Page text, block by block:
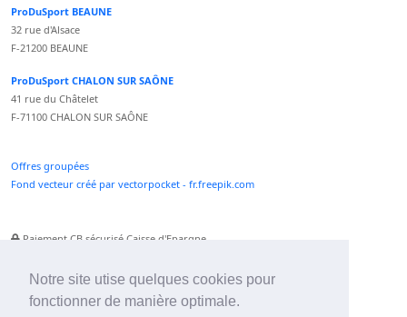
Notre site utise quelques cookies pour
fonctionner de manière optimale.
ProDuSport BEAUNE
32 rue d'Alsace
F-21200 BEAUNE
ProDuSport CHALON SUR SAÔNE
41 rue du Châtelet
F-71100 CHALON SUR SAÔNE
Offres groupées
Fond vecteur créé par vectorpocket - fr.freepik.com
Paiement CB sécurisé Caisse d'Epargne
Paiement Paypal accepté